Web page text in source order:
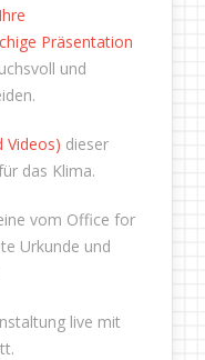
Ihre
Präsentation
und
Videos) dieser
das Klima.
vom Office for
Urkunde und
live mit